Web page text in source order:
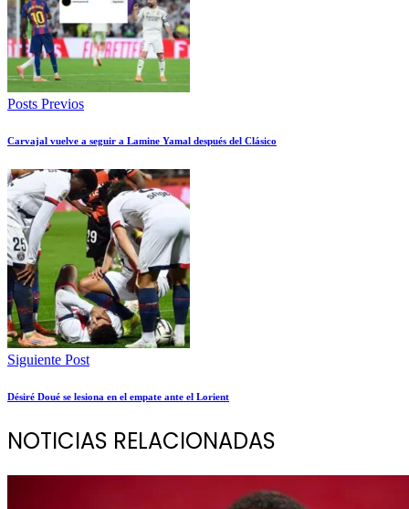
Posts Previos
Carvajal vuelve a seguir a Lamine Yamal después del Clásico
Siguiente Post
Désiré Doué se lesiona en el empate ante el Lorient
NOTICIAS RELACIONADAS